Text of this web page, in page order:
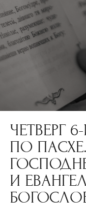
ЧЕТВЕРГ
ПО
И